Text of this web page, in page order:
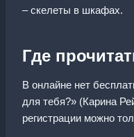
– скелеты в шкафах.
Где
В онлайне нет
для тебя?» (Карина
регистрации можно